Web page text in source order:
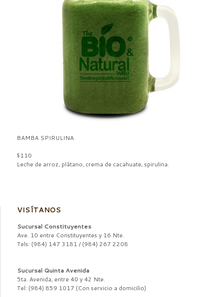
BAMBA SPIRULINA
$110
Leche de arroz, plátano, crema de cacahuate, spirulina.
VISÍTANOS
Sucursal Constituyentes
Ave. 10 entre Constituyentes y 16 Nte.
Tels: (984) 147 3181 / (984) 267 2208
Sucursal Quinta Avenida
5ta. Avenida, entre 40 y 42 Nte.
Tel: (984) 859 1017 (Con servicio a domicilio)